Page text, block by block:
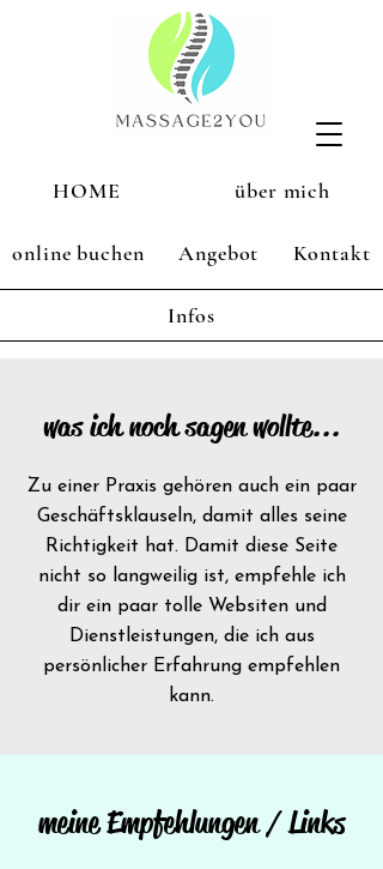
HOME über mich
online buchen Angebot Kontakt
Infos
was ich noch sagen wollte...
Zu einer Praxis gehören auch ein paar
Geschäftsklauseln, damit alles seine
Richtigkeit hat. Damit diese Seite
nicht so langweilig ist, empfehle ich
dir ein paar tolle Websiten und
Dienstleistungen, die ich aus
persönlicher Erfahrung empfehlen
kann.
meine Empfehlungen / Links